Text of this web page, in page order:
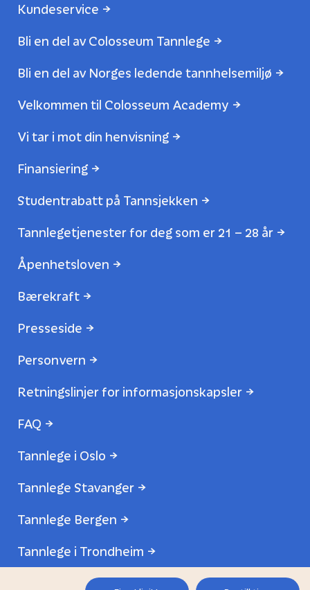
Kundeservice
Bli en del av Colosseum Tannlege
Bli en del av Norges ledende tannhelsemiljø
Velkommen til Colosseum Academy
Vi tar i mot din henvisning
Finansiering
Studentrabatt på Tannsjekken
Tannlegetjenester for deg som er 21 – 28 år
Åpenhetsloven
Bærekraft
Presseside
Personvern
Retningslinjer for informasjonskapsler
FAQ
Tannlege i Oslo
Tannlege Stavanger
Tannlege Bergen
Tannlege i Trondheim